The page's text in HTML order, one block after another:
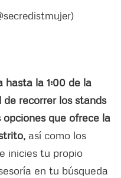
hasta la 1:00 de la
recorrer los stands
que ofrece la
así como los
inicies tu propio
en tu búsqueda